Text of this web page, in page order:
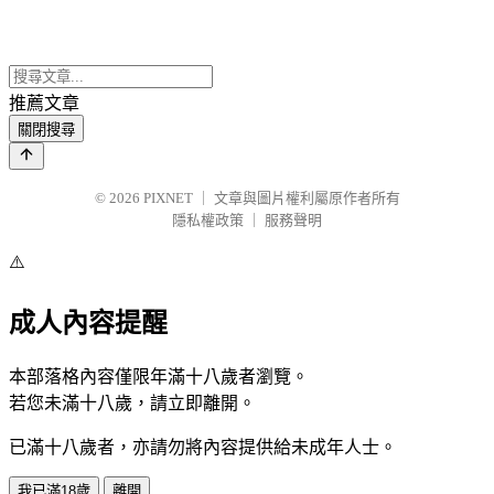
推薦文章
關閉搜尋
© 2026 PIXNET
文章與圖片權利屬原作者所有
隱私權政策
服務聲明
⚠️
成人內容提醒
本部落格內容僅限年滿十八歲者瀏覽。
若您未滿十八歲，請立即離開。
已滿十八歲者，亦請勿將內容提供給未成年人士。
我已滿18歲 離開